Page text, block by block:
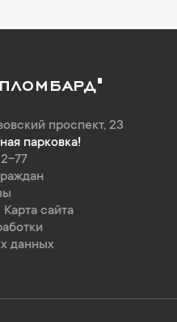
проспект, 23
парковка!
77
Карта сайта
данных